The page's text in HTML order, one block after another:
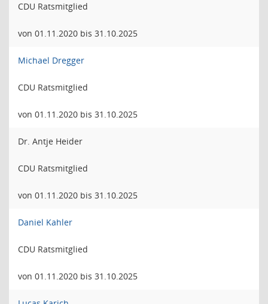
CDU Ratsmitglied
von 01.11.2020 bis 31.10.2025
Michael Dregger
CDU Ratsmitglied
von 01.11.2020 bis 31.10.2025
Dr. Antje Heider
CDU Ratsmitglied
von 01.11.2020 bis 31.10.2025
Daniel Kahler
CDU Ratsmitglied
von 01.11.2020 bis 31.10.2025